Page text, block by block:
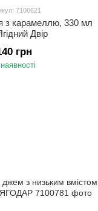
7100621
з карамеллю, 330 мл
Двір
грн